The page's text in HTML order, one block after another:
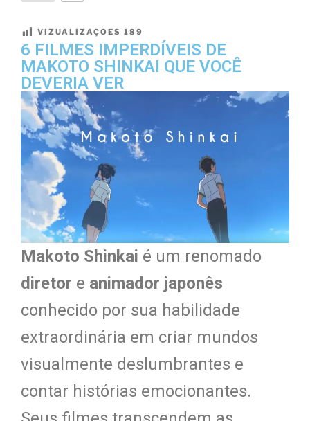
VIZUALIZAÇÕES 189
6 FILMES IMPERDÍVEIS DE
MAKOTO SHINKAI QUE VOCÊ
DEVERIA VER
Makoto Shinkai é um renomado
diretor e animador japonês
conhecido por sua habilidade
extraordinária em criar mundos
visualmente deslumbrantes e
contar histórias emocionantes.